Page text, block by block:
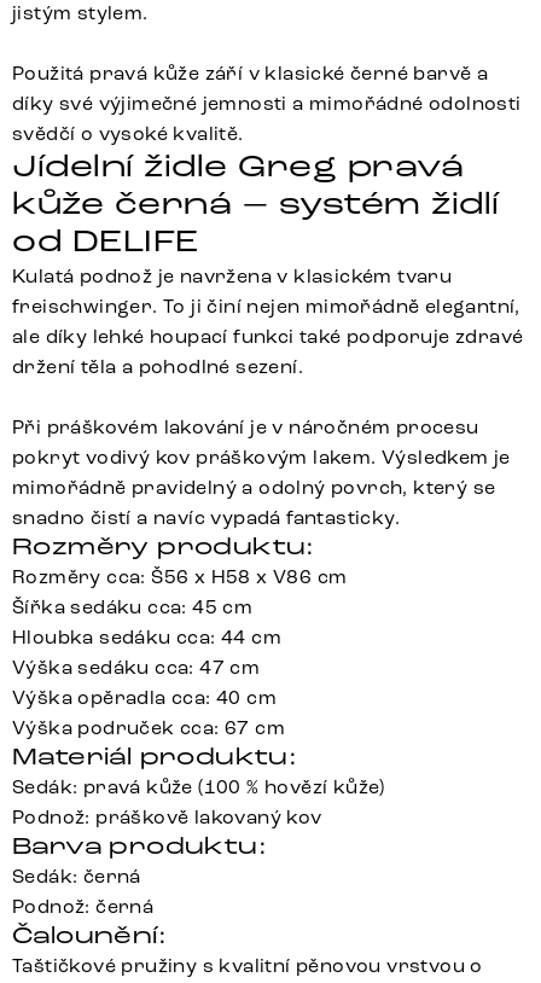
jistým stylem.
Použitá pravá kůže září v klasické černé barvě a
díky své výjimečné jemnosti a mimořádné odolnosti
svědčí o vysoké kvalitě.
Jídelní židle Greg pravá
kůže černá – systém židlí
od DELIFE
Kulatá podnož je navržena v klasickém tvaru
freischwinger. To ji činí nejen mimořádně elegantní,
ale díky lehké houpací funkci také podporuje zdravé
držení těla a pohodlné sezení.
Při práškovém lakování je v náročném procesu
pokryt vodivý kov práškovým lakem. Výsledkem je
mimořádně pravidelný a odolný povrch, který se
snadno čistí a navíc vypadá fantasticky.
Rozměry produktu:
Rozměry cca: Š56 x H58 x V86 cm
Šířka sedáku cca: 45 cm
Hloubka sedáku cca: 44 cm
Výška sedáku cca: 47 cm
Výška opěradla cca: 40 cm
Výška područek cca: 67 cm
Materiál produktu:
Sedák: pravá kůže (100 % hovězí kůže)
Podnož: práškově lakovaný kov
Barva produktu:
Sedák: černá
Podnož: černá
Čalounění:
Taštičkové pružiny s kvalitní pěnovou vrstvou o